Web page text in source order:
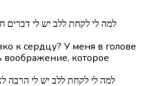
к сердцу? У меня в голове
которое